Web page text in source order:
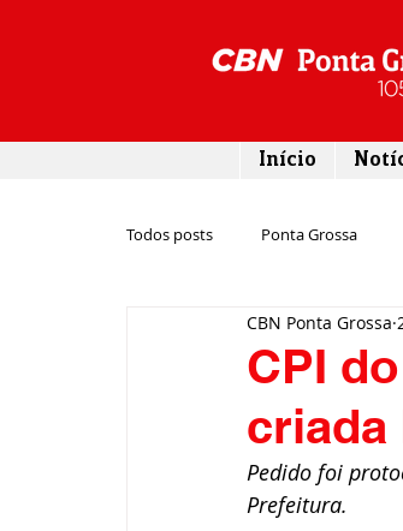
Início
Todos posts Ponta Grossa
Emprego
Rodovias
CPI
criada
CBN Ponta Grossa
Pedido foi
Prefeitura.